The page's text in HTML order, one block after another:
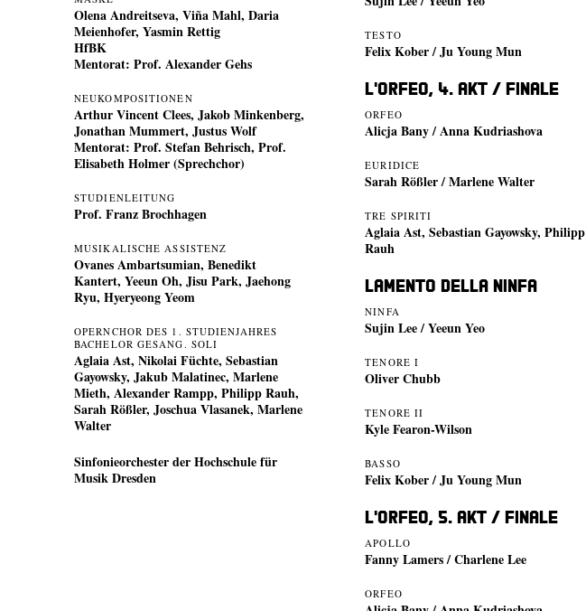
Olena Andreitseva, Viña Mahl, Daria
Meienhofer, Yasmin Rettig
HfBK
Mentorat: Prof. Alexander Gehs
NEUKOMPOSITIONEN
Arthur Vincent Clees, Jakob Minkenberg,
Jonathan Mummert, Justus Wolf
Mentorat: Prof. Stefan Behrisch, Prof.
Elisabeth Holmer (Sprechchor)
STUDIENLEITUNG
Prof. Franz Brochhagen
MUSIKALISCHE ASSISTENZ
Ovanes Ambartsumian, Benedikt
Kantert, Yeeun Oh, Jisu Park, Jaehong
Ryu, Hyeryeong Yeom
OPERNCHOR DES 1. STUDIENJAHRES
BACHELOR GESANG. SOLI
Aglaia Ast, Nikolai Füchte, Sebastian
Gayowsky, Jakub Malatinec, Marlene
Mieth, Alexander Rampp, Philipp Rauh,
Sarah Rößler, Joschua Vlasanek, Marlene
Walter
Sinfonieorchester der Hochschule für
Musik Dresden
TESTO
Felix Kober / Ju Young Mun
L'Orfeo, 4. Akt / Finale
ORFEO
Alicja Bany / Anna Kudriashova
EURIDICE
Sarah Rößler / Marlene Walter
TRE SPIRITI
Aglaia Ast, Sebastian Gayowsky, Philipp
Rauh
Lamento della Ninfa
NINFA
Sujin Lee / Yeeun Yeo
TENORE I
Oliver Chubb
TENORE II
Kyle Fearon-Wilson
BASSO
Felix Kober / Ju Young Mun
L'Orfeo, 5. Akt / Finale
APOLLO
Fanny Lamers / Charlene Lee
ORFEO